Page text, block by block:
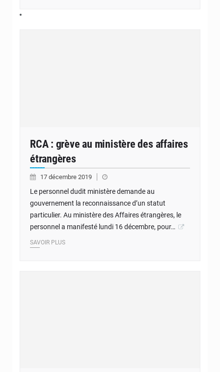
RCA : grève au ministère des affaires
étrangères
17 décembre 2019
Le personnel dudit ministère demande au
gouvernement la reconnaissance d’un statut
particulier. Au ministère des Affaires étrangères, le
personnel a manifesté lundi 16 décembre, pour…
SAVOIR PLUS